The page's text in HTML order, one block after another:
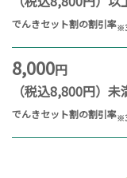
でんきセット割の割引率
8,000円
（税込8,800円）未
でんきセット割の割引率